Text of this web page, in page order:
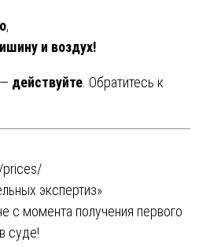
,
и воздух!
действуйте. Обратитесь к
prices/
экспертиз»
с момента получения первого
суде!